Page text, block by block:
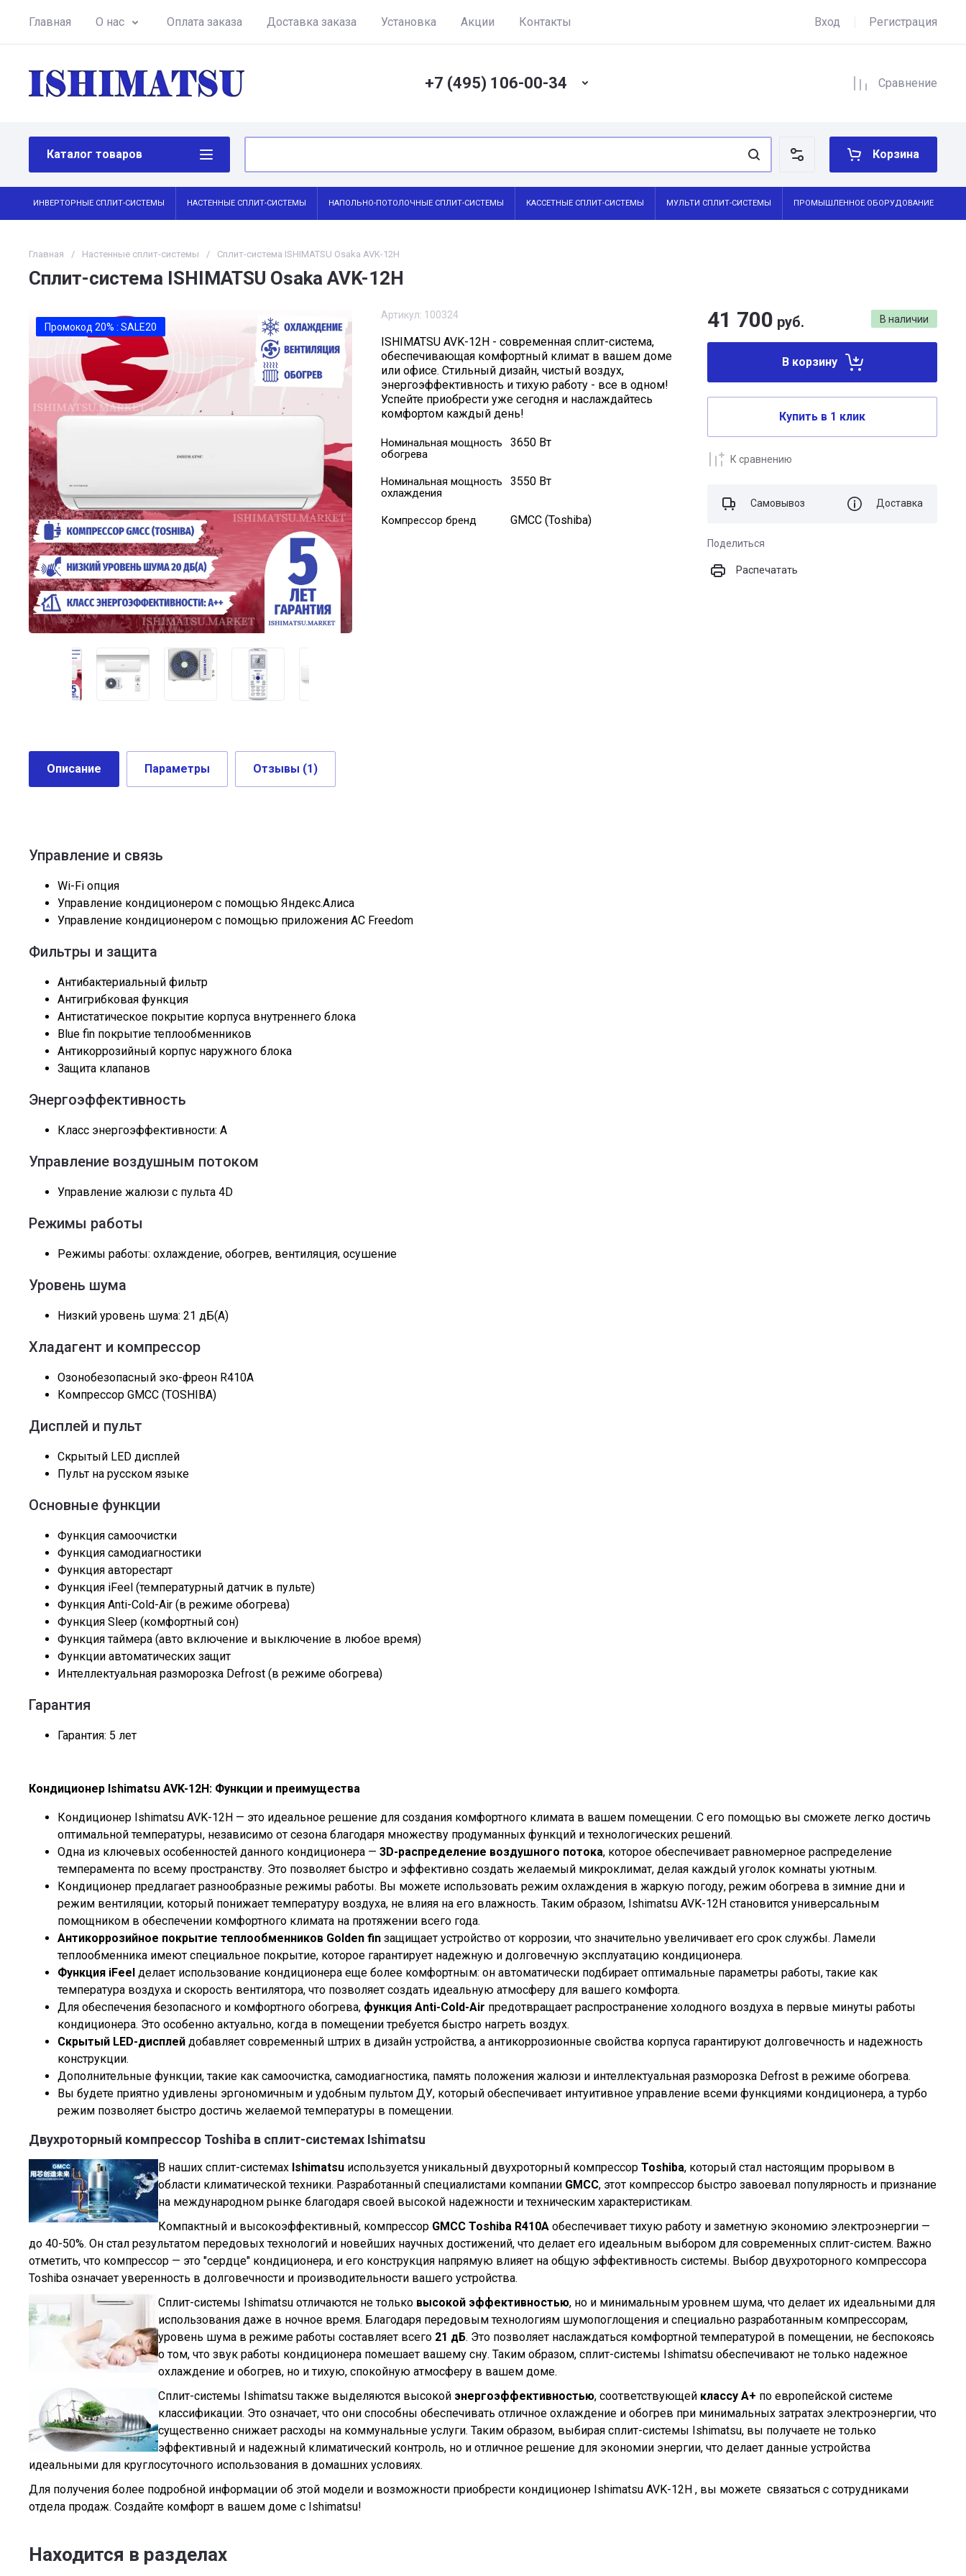
Главная О нас Оплата заказа Доставка заказа Установка Акции Контакты Вход Регистрация
+7 (495) 106-00-34 Сравнение
Каталог товаров Корзина
ИНВЕРТОРНЫЕ СПЛИТ-СИСТЕМЫ НАСТЕННЫЕ СПЛИТ-СИСТЕМЫ НАПОЛЬНО-ПОТОЛОЧНЫЕ СПЛИТ-СИСТЕМЫ КАССЕТНЫЕ СПЛИТ-СИСТЕМЫ МУЛЬТИ СПЛИТ-СИСТЕМЫ ПРОМЫШЛЕННОЕ ОБОРУДОВАНИЕ
Главная / Настенные сплит-системы / Сплит-система ISHIMATSU Osaka AVK-12H
Сплит-система ISHIMATSU Osaka AVK-12H
Промокод 20% : SALE20
Артикул: 100324
ISHIMATSU AVK-12H - современная сплит-система,
обеспечивающая комфортный климат в вашем доме
или офисе. Стильный дизайн, чистый воздух,
энергоэффективность и тихую работу - все в одном!
Успейте приобрести уже сегодня и наслаждайтесь
комфортом каждый день!
Номинальная мощность
обогрева
3650 Вт
Номинальная мощность
охлаждения
3550 Вт
Компрессор бренд GMCC (Toshiba)
В наличии
41 700 руб.
В корзину
Купить в 1 клик
К сравнению
Самовывоз Доставка
Поделиться
Распечатать
Описание Параметры Отзывы (1)
Управление и связь
Wi-Fi опция
Управление кондиционером с помощью Яндекс.Алиса
Управление кондиционером с помощью приложения AC Freedom
Фильтры и защита
Антибактериальный фильтр
Антигрибковая функция
Антистатическое покрытие корпуса внутреннего блока
Blue fin покрытие теплообменников
Антикоррозийный корпус наружного блока
Защита клапанов
Энергоэффективность
Класс энергоэффективности: А
Управление воздушным потоком
Управление жалюзи с пульта 4D
Режимы работы
Режимы работы: охлаждение, обогрев, вентиляция, осушение
Уровень шума
Низкий уровень шума: 21 дБ(А)
Хладагент и компрессор
Озонобезопасный эко-фреон R410A
Компрессор GMCC (TOSHIBA)
Дисплей и пульт
Скрытый LED дисплей
Пульт на русском языке
Основные функции
Функция самоочистки
Функция самодиагностики
Функция авторестарт
Функция iFeel (температурный датчик в пульте)
Функция Anti-Cold-Air (в режиме обогрева)
Функция Sleep (комфортный сон)
Функция таймера (авто включение и выключение в любое время)
Функции автоматических защит
Интеллектуальная разморозка Defrost (в режиме обогрева)
Гарантия
Гарантия: 5 лет
Кондиционер Ishimatsu AVK-12H: Функции и преимущества
Кондиционер Ishimatsu AVK-12H — это идеальное решение для создания комфортного климата в вашем помещении. С его помощью вы сможете легко достичь
оптимальной температуры, независимо от сезона благодаря множеству продуманных функций и технологических решений.
Одна из ключевых особенностей данного кондиционера — 3D-распределение воздушного потока, которое обеспечивает равномерное распределение
темперамента по всему пространству. Это позволяет быстро и эффективно создать желаемый микроклимат, делая каждый уголок комнаты уютным.
Кондиционер предлагает разнообразные режимы работы. Вы можете использовать режим охлаждения в жаркую погоду, режим обогрева в зимние дни и
режим вентиляции, который понижает температуру воздуха, не влияя на его влажность. Таким образом, Ishimatsu AVK-12H становится универсальным
помощником в обеспечении комфортного климата на протяжении всего года.
Антикоррозийное покрытие теплообменников Golden fin защищает устройство от коррозии, что значительно увеличивает его срок службы. Ламели
теплообменника имеют специальное покрытие, которое гарантирует надежную и долговечную эксплуатацию кондиционера.
Функция iFeel делает использование кондиционера еще более комфортным: он автоматически подбирает оптимальные параметры работы, такие как
температура воздуха и скорость вентилятора, что позволяет создать идеальную атмосферу для вашего комфорта.
Для обеспечения безопасного и комфортного обогрева, функция Anti-Cold-Air предотвращает распространение холодного воздуха в первые минуты работы
кондиционера. Это особенно актуально, когда в помещении требуется быстро нагреть воздух.
Скрытый LED-дисплей добавляет современный штрих в дизайн устройства, а антикоррозионные свойства корпуса гарантируют долговечность и надежность
конструкции.
Дополнительные функции, такие как самоочистка, самодиагностика, память положения жалюзи и интеллектуальная разморозка Defrost в режиме обогрева.
Вы будете приятно удивлены эргономичным и удобным пультом ДУ, который обеспечивает интуитивное управление всеми функциями кондиционера, а турбо
режим позволяет быстро достичь желаемой температуры в помещении.
Двухроторный компрессор Toshiba в сплит-системах Ishimatsu
В наших сплит-системах Ishimatsu используется уникальный двухроторный компрессор Toshiba, который стал настоящим прорывом в
области климатической техники. Разработанный специалистами компании GMCC, этот компрессор быстро завоевал популярность и признание
на международном рынке благодаря своей высокой надежности и техническим характеристикам.
Компактный и высокоэффективный, компрессор GMCC Toshiba R410A обеспечивает тихую работу и заметную экономию электроэнергии —
до 40-50%. Он стал результатом передовых технологий и новейших научных достижений, что делает его идеальным выбором для современных сплит-систем. Важно
отметить, что компрессор — это "сердце" кондиционера, и его конструкция напрямую влияет на общую эффективность системы. Выбор двухроторного компрессора
Toshiba означает уверенность в долговечности и производительности вашего устройства.
Сплит-системы Ishimatsu отличаются не только высокой эффективностью, но и минимальным уровнем шума, что делает их идеальными для
использования даже в ночное время. Благодаря передовым технологиям шумопоглощения и специально разработанным компрессорам,
уровень шума в режиме работы составляет всего 21 дБ. Это позволяет наслаждаться комфортной температурой в помещении, не беспокоясь
о том, что звук работы кондиционера помешает вашему сну. Таким образом, сплит-системы Ishimatsu обеспечивают не только надежное
охлаждение и обогрев, но и тихую, спокойную атмосферу в вашем доме.
Сплит-системы Ishimatsu также выделяются высокой энергоэффективностью, соответствующей классу А+ по европейской системе
классификации. Это означает, что они способны обеспечивать отличное охлаждение и обогрев при минимальных затратах электроэнергии, что
существенно снижает расходы на коммунальные услуги. Таким образом, выбирая сплит-системы Ishimatsu, вы получаете не только
эффективный и надежный климатический контроль, но и отличное решение для экономии энергии, что делает данные устройства
идеальными для круглосуточного использования в домашних условиях.
Для получения более подробной информации об этой модели и возможности приобрести кондиционер Ishimatsu AVK-12H , вы можете связаться с сотрудниками
отдела продаж. Создайте комфорт в вашем доме с Ishimatsu!
Находится в разделах